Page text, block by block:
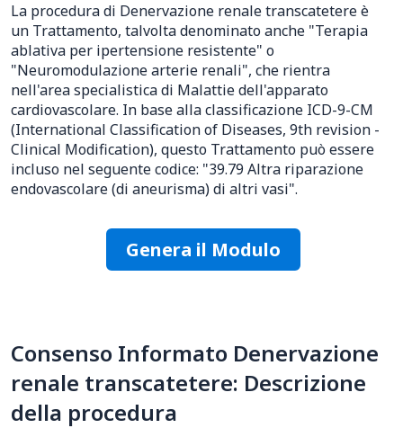
La procedura di Denervazione renale transcatetere è
un Trattamento, talvolta denominato anche "Terapia
ablativa per ipertensione resistente" o
"Neuromodulazione arterie renali", che rientra
nell'area specialistica di Malattie dell'apparato
cardiovascolare. In base alla classificazione ICD-9-CM
(International Classification of Diseases, 9th revision -
Clinical Modification), questo Trattamento può essere
incluso nel seguente codice: "39.79 Altra riparazione
endovascolare (di aneurisma) di altri vasi".
Genera il Modulo
Consenso Informato Denervazione
renale transcatetere: Descrizione
della procedura